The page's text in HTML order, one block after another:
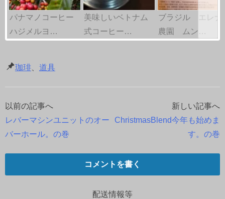
パナマノコーヒー
ハジメルヨ…
美味しいベトナム
式コーヒー…
ブラジル エレナ
農園 ムン…
珈琲 道具
投
稿
ナ
ビ
以前の記事へ
レバーマシンユニットのオー
バーホール。の巻
新しい記事へ
ChristmasBlend今年も始めま
す。の巻
コメントを書く
配送情報等